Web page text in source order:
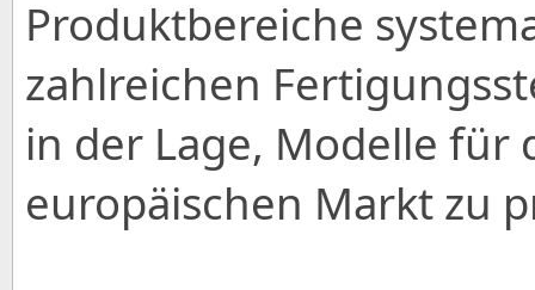
Produktbereiche
zahlreichen
in der Lage, Modelle für
europäischen Markt zu